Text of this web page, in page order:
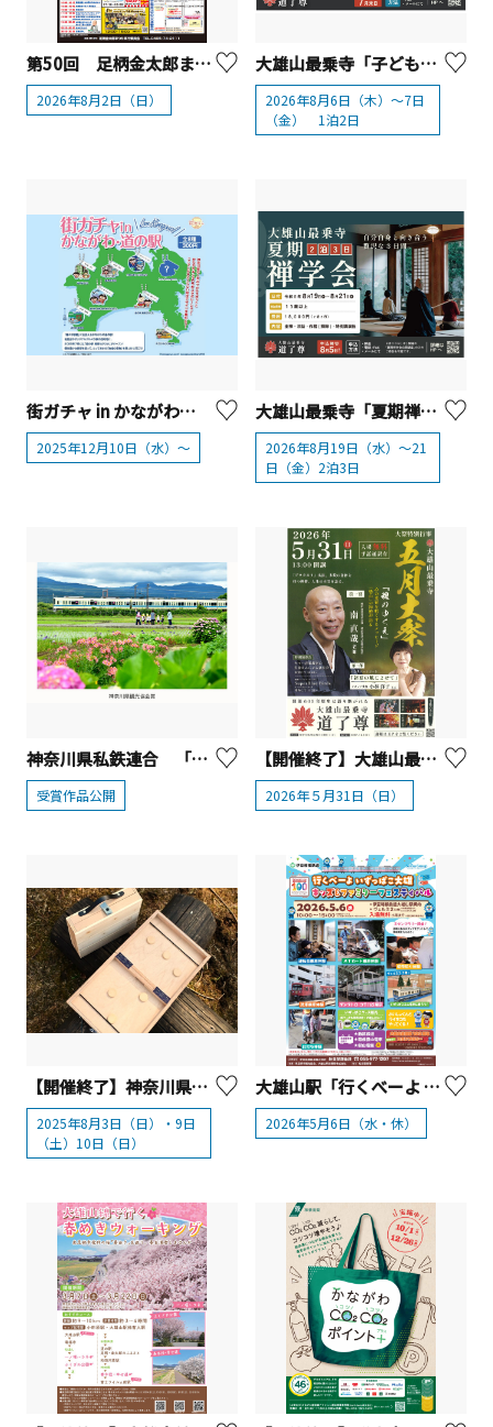
第50回 足柄金太郎まつり【南足柄市】
2026年8月2日（日）
大雄山最乗寺「子ども禅のつどい」【南足柄市】
2026年8月6日（木）～7日
（金） 1泊2日
街ガチャ in かながわ・道の駅
2025年12月10日（水）～
大雄山最乗寺「夏期禅学会」【南足柄市】
2026年8月19日（水）～21
日（金）2泊3日
神奈川県私鉄連合 「神奈川公共交通でつむぐ神奈川の旅 フォトコンテスト」受賞作品発表
受賞作品公開
【開催終了】大雄山最乗寺 「道了尊五月大祭特別行事」【南足柄市】
2026年５月31日（日）
【開催終了】神奈川県立21世紀の森 夏休み木工体験・夏の星空観察【南足柄市】
2025年8月3日（日）・9日
（土）10日（日）
大雄山駅「行くべーよ いずっぱこ大雄 キッズ＆ファミリーフェスティバル」【南足柄市】
2026年5月6日（水・休）